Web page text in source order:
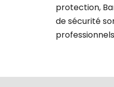
protection,
de sécurité